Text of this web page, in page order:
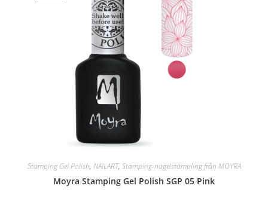
Stamping Gel Polish, NAILART, Stamping-nagelstämpling från MOYRA
Moyra Stamping Gel Polish SGP 05 Pink